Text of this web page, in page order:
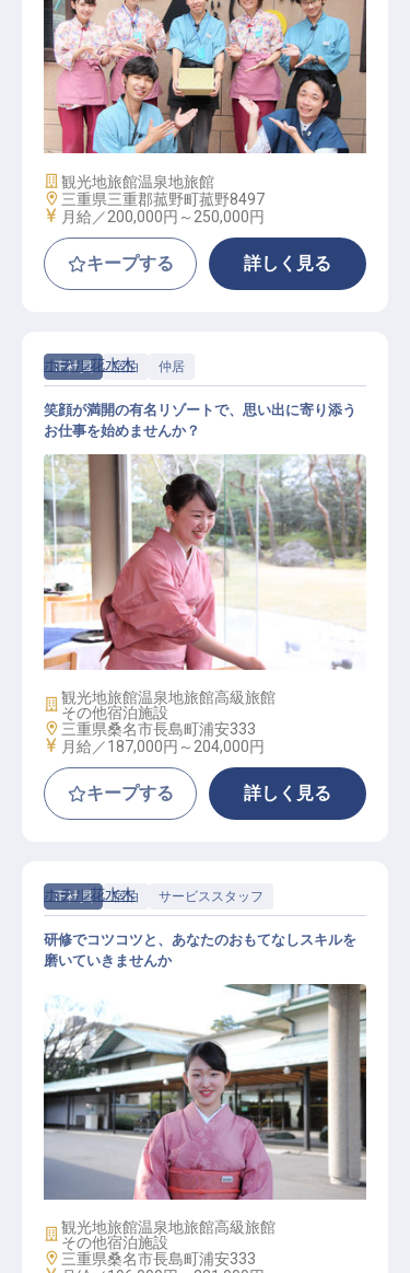
サービススタッフ / 正社員
施設業態
観光地旅館温泉地旅館
勤務地
三重県三重郡菰野町菰野8497
給与
月給／200,000円～ 250,000円
キープする 詳しく見る
正社員 宿泊 仲居
ホテルサービス係（ナガシマリゾー
ト／賞与年2回／寮費月7千円）
ホテル花水木
笑顔が満開の有名リゾートで、思い出に寄り添う
お仕事を始めませんか？
施設業態
観光地旅館温泉地旅館高級旅館
その他宿泊施設
勤務地
三重県桑名市長島町浦安333
給与
月給／187,000円～ 204,000円
キープする 詳しく見る
正社員 宿泊 サービススタッフ
ルーム係（未経験OK／昇給年1回・
賞与年2回／寮あり）
ホテル花水木
研修でコツコツと、あなたのおもてなしスキルを
磨いていきませんか
施設業態
観光地旅館温泉地旅館高級旅館
その他宿泊施設
勤務地
三重県桑名市長島町浦安333